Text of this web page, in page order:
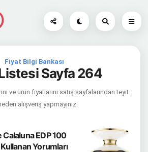
Fiyat Bilgi Bankası
Sayfa 264
ve ürün fiyatlarını satış sayfalarından teyit
alışveriş yapmayınız.
EDP 100
Yorumları